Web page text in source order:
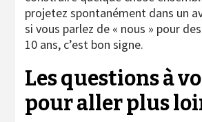
projetez spontanément dans un
si vous parlez de « nous » pour
10 ans, c’est bon signe.
Les questions à
pour aller plus